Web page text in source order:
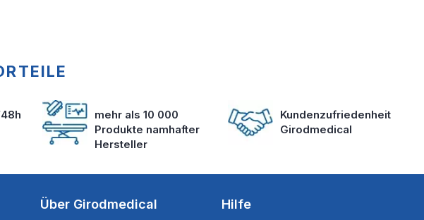
mehr als 10 000
Produkte namhafter
Hersteller
Kundenzufriedenheit
Girodmedical
Über Girodmedical Hilfe